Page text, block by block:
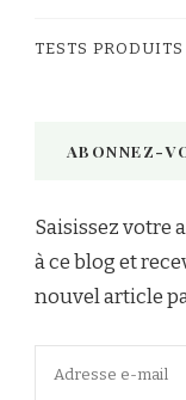
TESTS
ABONNEZ-
Saisissez votre
à ce blog et
nouvel article